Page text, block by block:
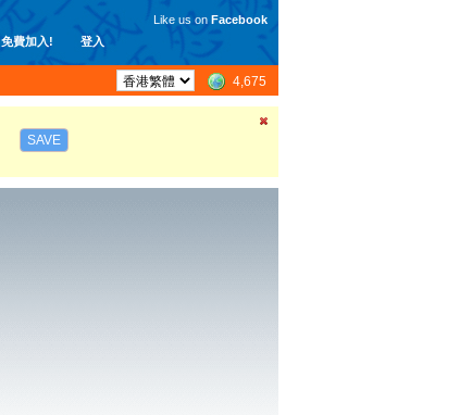
免費加入! 登入
Like us on Facebook
4,675
SAVE